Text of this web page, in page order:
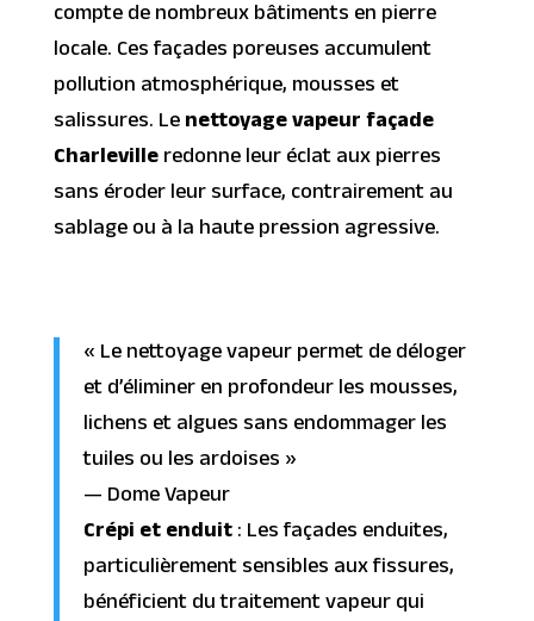
compte de nombreux bâtiments en pierre
locale. Ces façades poreuses accumulent
pollution atmosphérique, mousses et
salissures. Lenettoyage vapeur façade
Charlevilleredonne leur éclat aux pierres
sans éroder leur surface, contrairement au
sablage ou à la haute pression agressive.
« Le nettoyage vapeur permet de déloger
et d’éliminer en profondeur les mousses,
lichens et algues sans endommager les
tuiles ou les ardoises »
— Dome Vapeur
Crépi et enduit: Les façades enduites,
particulièrement sensibles aux fissures,
bénéficient du traitement vapeur qui